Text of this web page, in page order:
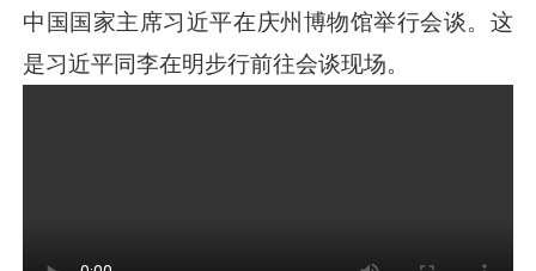
中国国家主席习近平在庆州博物馆举行会谈。这
是习近平同李在明步行前往会谈现场。